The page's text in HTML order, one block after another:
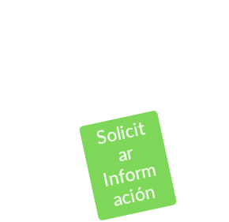
Solicit
ar
Inform
ación